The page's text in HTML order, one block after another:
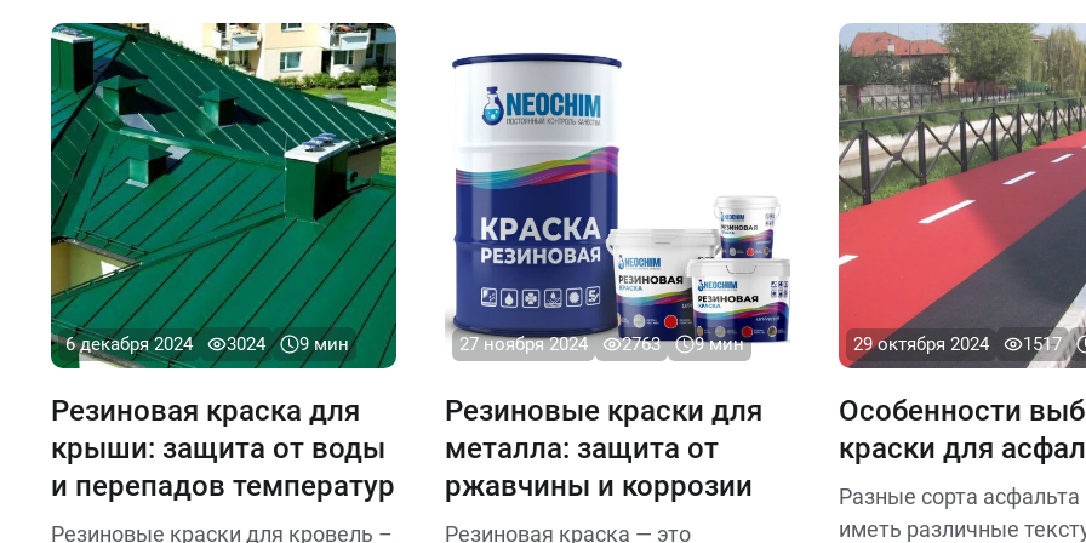
внешний вид будущего
покрытия.
работы (в помещении или на
улице). Ниже представлены
самые эффективные способы
снятия краски с металла.
фасадных красок с
критериями выбора
6 декабря 2024 3024 9 мин
Резиновая краска для
крыши: защита от воды
и перепадов температур
Резиновые краски для кровель –
27 ноября 2024 2763 9 мин
Резиновые краски для
металла: защита от
ржавчины и коррозии
Резиновая краска — это
29 октября 2024 1517
Особенности
краски для
Разные сорта асфальта
иметь различные